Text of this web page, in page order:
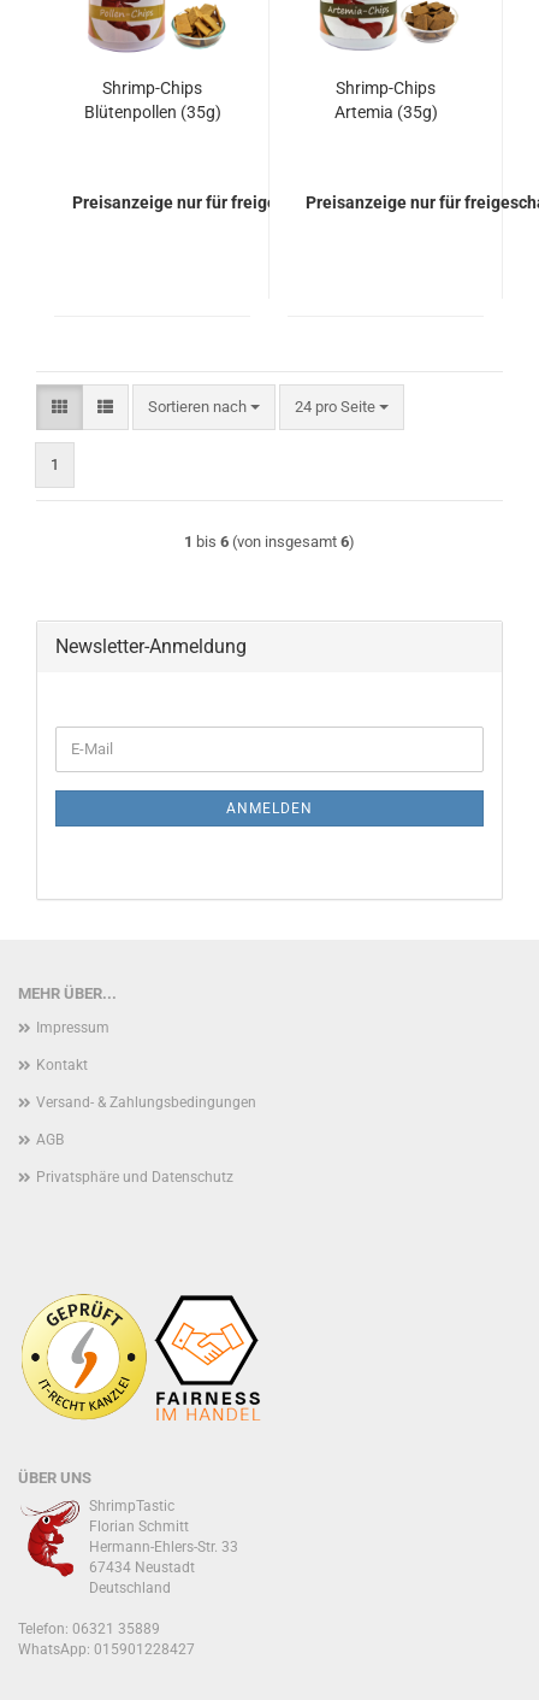
Shrimp-Chips
Blütenpollen (35g)
Preisanzeige nur für freigeschaltete Kunden
Shrimp-Chips
Artemia (35g)
Preisanzeige nur für
Sortieren nach
Sortieren nach 24 pro Seite
pro Seite
1
1 bis 6 (von insgesamt 6)
Newsletter-Anmeldung
ZUR
NEWSLETTER-
E-
Mail
ANMELDEN
MEHR ÜBER...
Impressum
Kontakt
Versand- & Zahlungsbedingungen
AGB
Privatsphäre und Datenschutz
ÜBER UNS
ShrimpTastic
Florian Schmitt
Hermann-Ehlers-Str. 33
67434 Neustadt
Deutschland
Telefon: 06321 35889
WhatsApp: 015901228427